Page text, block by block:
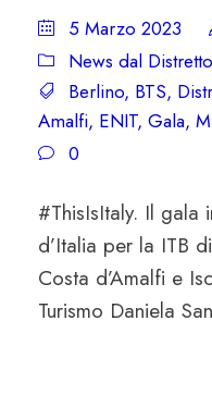
5 Marzo 2023
News dal Distretto
Berlino, BTS,
Amalfi, ENIT, Gala,
0
#ThisIsItaly. Il gala
d’Italia per la ITB
Costa d’Amalfi e
Turismo Daniela